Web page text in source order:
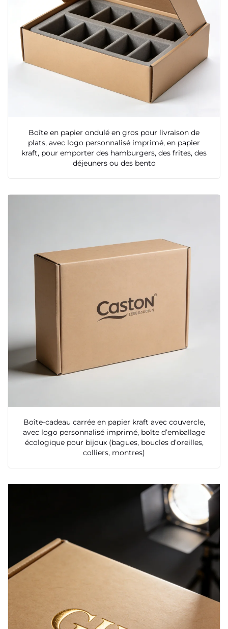
Boîte en papier ondulé en gros pour livraison de
plats, avec logo personnalisé imprimé, en papier
kraft, pour emporter des hamburgers, des frites, des
déjeuners ou des bento
Boîte-cadeau carrée en papier kraft avec couvercle,
avec logo personnalisé imprimé, boîte d’emballage
écologique pour bijoux (bagues, boucles d’oreilles,
colliers, montres)